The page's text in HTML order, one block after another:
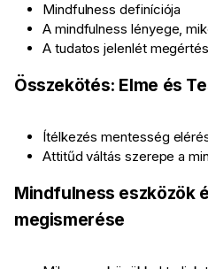
Mindfulness definíciója
A mindfulness lényege,
A tudatos jelenlét
Összekötés: Elme és
Ítélkezés mentesség
Attitűd váltás szerepe a
Mindfulness eszközök
megismerése